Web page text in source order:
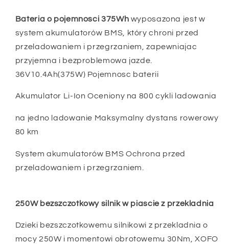
Bateria o pojemnosci 375Wh wyposazona jest w
system akumulatorów BMS, który chroni przed
przeladowaniem i przegrzaniem, zapewniajac
przyjemna i bezproblemowa jazde.
36V10.4Ah(375W) Pojemnosc baterii
Akumulator Li-Ion Oceniony na 800 cykli ladowania
na jedno ladowanie Maksymalny dystans rowerowy
80 km
System akumulatorów BMS Ochrona przed
przeladowaniem i przegrzaniem.
250W bezszczotkowy silnik w piascie z przekladnia
Dzieki bezszczotkowemu silnikowi z przekladnia o
mocy 250W i momentowi obrotowemu 30Nm, XOFO